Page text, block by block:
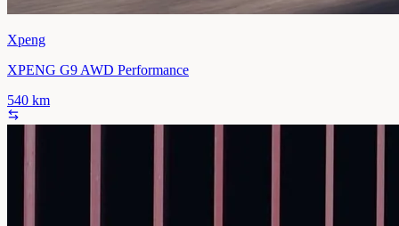
Xpeng
XPENG G9 AWD Performance
540 km